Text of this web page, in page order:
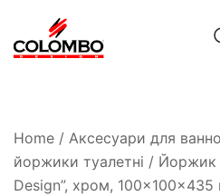
Home / Аксесуари для
йоржики туалетні / Йоржик
Design”, хром,